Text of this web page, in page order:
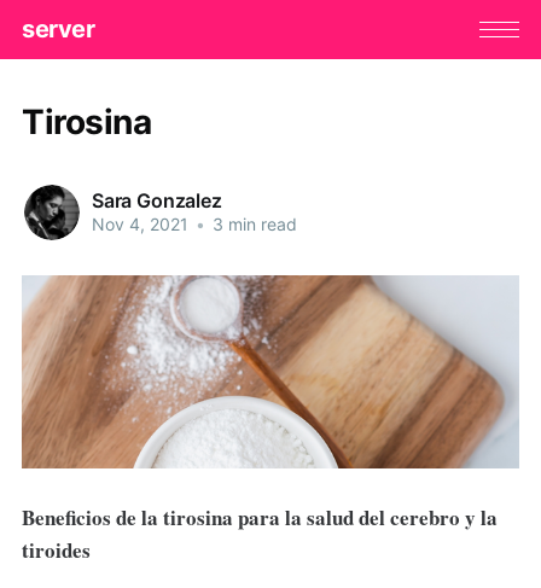
server
Tirosina
Sara Gonzalez
Nov 4, 2021 • 3 min read
Beneficios de la tirosina para la salud del cerebro y la
tiroides